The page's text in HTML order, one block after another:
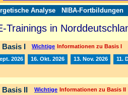
Analyse NIBA-Fortbildungen
Trainings in
Basis I Wichtige Informationen zu Basis I
2026 16. Okt. 2026 13. Nov. 2026 11.
Basis II Wichtige Informationen zu Basis II